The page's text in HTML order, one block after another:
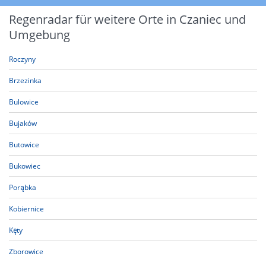
Regenradar für weitere Orte in Czaniec und
Umgebung
Roczyny
Brzezinka
Bulowice
Bujaków
Butowice
Bukowiec
Porąbka
Kobiernice
Kęty
Zborowice